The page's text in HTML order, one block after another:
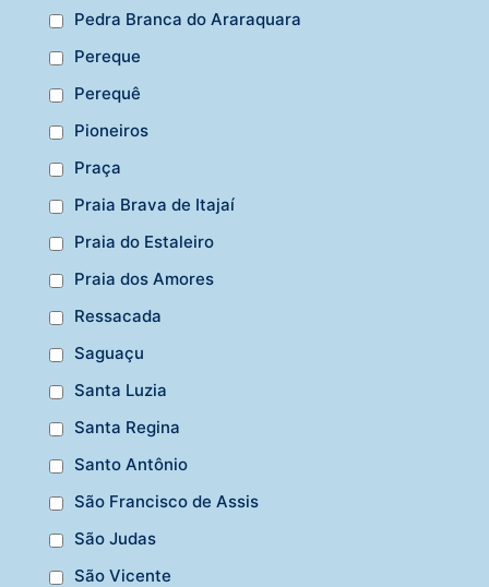
Pedra Branca do Araraquara
Pereque
Perequê
Pioneiros
Praça
Praia Brava de Itajaí
Praia do Estaleiro
Praia dos Amores
Ressacada
Saguaçu
Santa Luzia
Santa Regina
Santo Antônio
São Francisco de Assis
São Judas
São Vicente